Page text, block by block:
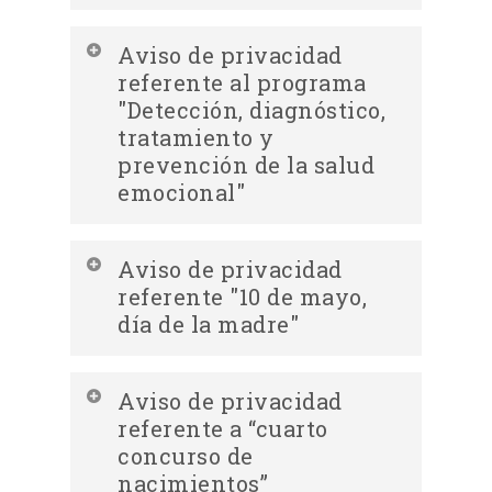
Descargar Aviso de privacidad
simplificado del programa
denominado Cambiando Vidas
Descargar Aviso de privacidad
integral referente al programa
denominado "Noche Buena"
Descargar Aviso de privacidad
simplificado referente al programa
denominado "Noche Buena"
Aviso de privacidad
referente al programa
"Detección, diagnóstico,
tratamiento y
prevención de la salud
emocional"
Descargar Aviso de privacidad
integral del programa denominado
“Detección, diagnóstico, tratamiento
Aviso de privacidad
referente "10 de mayo,
día de la madre"
Descargar Aviso de privacidad
integral del programa denominado
“10 de mayo, día de la madre”
Aviso de privacidad
referente a “cuarto
concurso de
nacimientos”